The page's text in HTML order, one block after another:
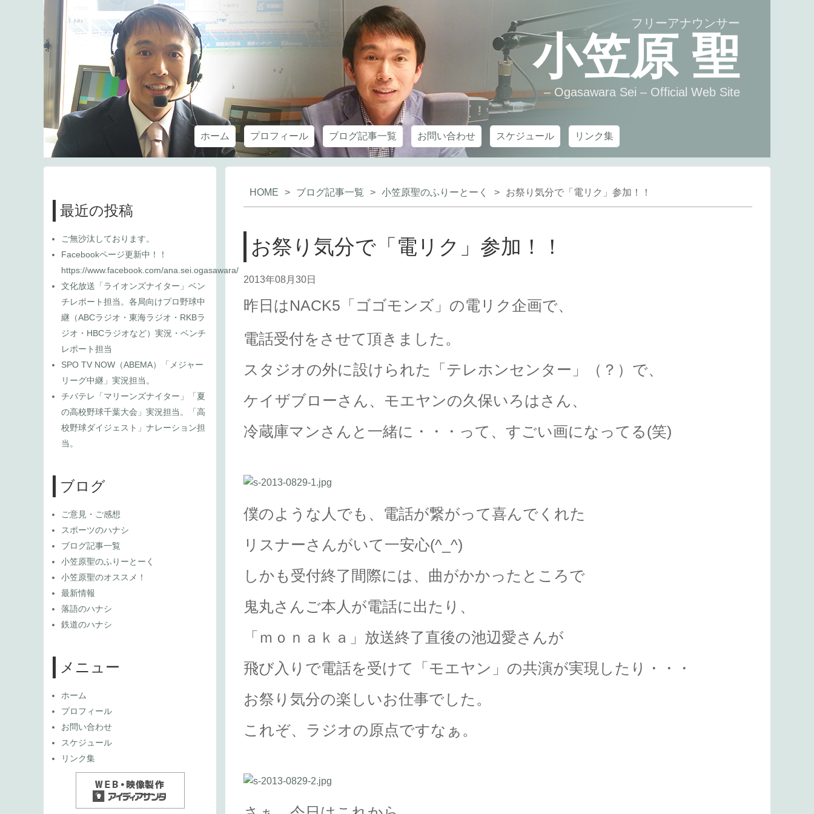
フリーアナウンサー
小笠原 聖
– Ogasawara Sei – Official Web Site
ホーム プロフィール ブログ記事一覧 お問い合わせ スケジュール リンク集
HOME > ブログ記事一覧 > 小笠原聖のふりーとーく > お祭り気分で「電リク」参加！！
お祭り気分で「電リク」参加！！
2013年08月30日
昨日はNACK5「ゴゴモンズ」の電リク企画で、
電話受付をさせて頂きました。
スタジオの外に設けられた「テレホンセンター」（？）で、
ケイザブローさん、モエヤンの久保いろはさん、
冷蔵庫マンさんと一緒に・・・って、すごい画になってる(笑)
僕のような人でも、電話が繋がって喜んでくれた
リスナーさんがいて一安心(^_^)
しかも受付終了間際には、曲がかかったところで
鬼丸さんご本人が電話に出たり、
「ｍｏｎａｋａ」放送終了直後の池辺愛さんが
飛び入りで電話を受けて「モエヤン」の共演が実現したり・・・
お祭り気分の楽しいお仕事でした。
これぞ、ラジオの原点ですなぁ。
最近の投稿
ご無沙汰しております。
Facebookページ更新中！！
https://www.facebook.com/ana.sei.ogasawara/
文化放送「ライオンズナイター」ベン
チレポート担当。各局向けプロ野球中
継（ABCラジオ・東海ラジオ・RKBラ
ジオ・HBCラジオなど）実況・ベンチ
レポート担当
SPO TV NOW（ABEMA）「メジャー
リーグ中継」実況担当。
チバテレ「マリーンズナイター」「夏
の高校野球千葉大会」実況担当。「高
校野球ダイジェスト」ナレーション担
当。
ブログ
ご意見・ご感想
スポーツのハナシ
ブログ記事一覧
小笠原聖のふりーとーく
小笠原聖のオススメ！
最新情報
落語のハナシ
鉄道のハナシ
メニュー
ホーム
プロフィール
お問い合わせ
スケジュール
リンク集